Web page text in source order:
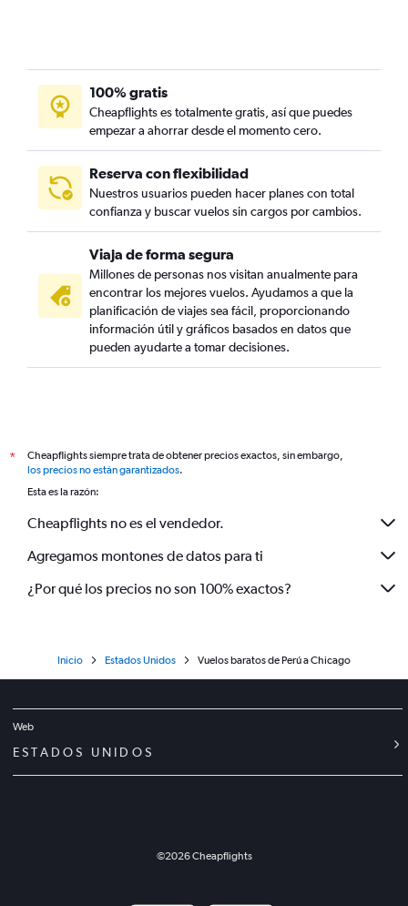
100% gratis
Cheapflights es totalmente gratis, así que puedes
empezar a ahorrar desde el momento cero.
Reserva con flexibilidad
Nuestros usuarios pueden hacer planes con total
confianza y buscar vuelos sin cargos por cambios.
Viaja de forma segura
Millones de personas nos visitan anualmente para
encontrar los mejores vuelos. Ayudamos a que la
planificación de viajes sea fácil, proporcionando
información útil y gráficos basados en datos que
pueden ayudarte a tomar decisiones.
*
Cheapflights siempre trata de obtener precios exactos, sin embargo,
los precios no están garantizados.
Esta es la razón:
Cheapflights no es el vendedor.
Agregamos montones de datos para ti
¿Por qué los precios no son 100% exactos?
Inicio Estados Unidos Vuelos baratos de Perú a Chicago
Web
ESTADOS UNIDOS
©2026Cheapflights